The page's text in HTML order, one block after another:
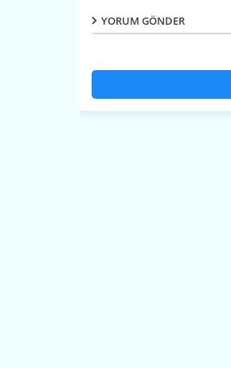
YORUM GÖNDER